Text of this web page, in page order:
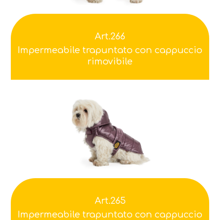
Art.266
Impermeabile trapuntato con cappuccio
rimovibile
Art.265
Impermeabile trapuntato con cappuccio